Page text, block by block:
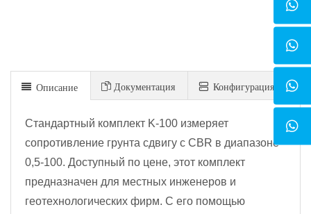
Описание Документация Конфигурация
Стандартный комплект K-100 измеряет
сопротивление грунта сдвигу с CBR в диапазоне
0,5-100. Доступный по цене, этот комплект
предназначен для местных инженеров и
геотехнологических фирм. С его помощью